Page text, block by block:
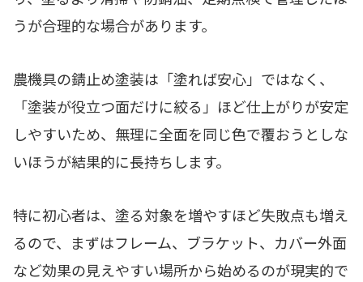
うが合理的な場合があります。
農機具の錆止め塗装は「塗れば安心」ではなく、
「塗装が役立つ面だけに絞る」ほど仕上がりが安定
しやすいため、無理に全面を同じ色で覆おうとしな
いほうが結果的に長持ちします。
特に初心者は、塗る対象を増やすほど失敗点も増え
るので、まずはフレーム、ブラケット、カバー外面
など効果の見えやすい場所から始めるのが現実的で